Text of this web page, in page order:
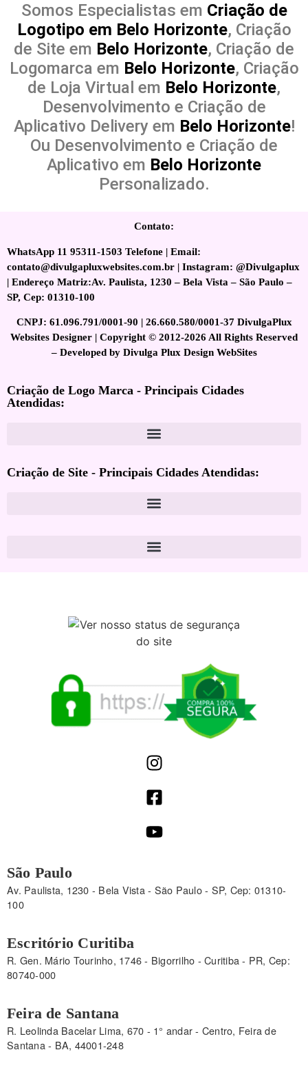
Somos Especialistas em Criação de
Logotipo em Belo Horizonte, Criação
de Site em Belo Horizonte, Criação de
Logomarca em Belo Horizonte, Criação
de Loja Virtual em Belo Horizonte,
Desenvolvimento e Criação de
Aplicativo Delivery em Belo Horizonte!
Ou Desenvolvimento e Criação de
Aplicativo em Belo Horizonte
Personalizado.
Contato:
WhatsApp 11 95311-1503 Telefone | Email:
contato@divulgapluxwebsites.com.br | Instagram: @Divulgaplux
| Endereço Matriz:Av. Paulista, 1230 – Bela Vista – São Paulo –
SP, Cep: 01310-100
CNPJ: 61.096.791/0001-90 | 26.660.580/0001-37 DivulgaPlux
Websites Designer | Copyright © 2012-2026 All Rights Reserved
– Developed by Divulga Plux Design WebSites
Criação de Logo Marca - Principais Cidades
Atendidas:
Criação de Site - Principais Cidades Atendidas:
São Paulo
Av. Paulista, 1230 - Bela Vista - São Paulo - SP, Cep: 01310-
100
Escritório Curitiba
R. Gen. Mário Tourinho, 1746 - Bigorrilho - Curitiba - PR, Cep:
80740-000
Feira de Santana
R. Leolinda Bacelar Lima, 670 - 1° andar - Centro, Feira de
Santana - BA, 44001-248